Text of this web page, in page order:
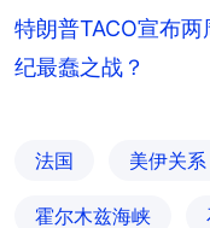
特朗普TACO宣布
纪最蠢之战？
法国 美伊关系
霍尔木兹海峡